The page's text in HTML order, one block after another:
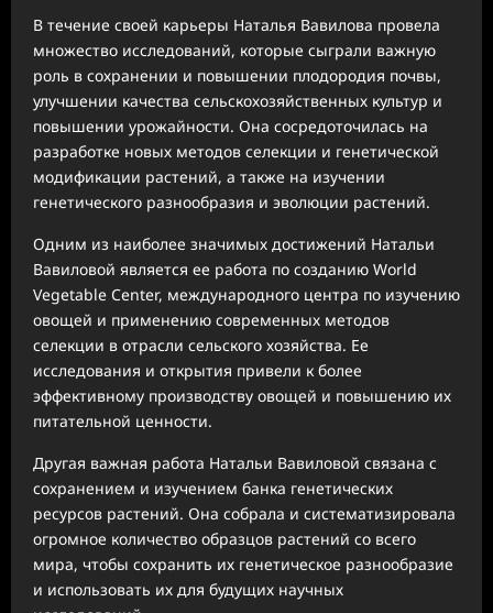
В течение своей карьеры Наталья Вавилова провела
множество исследований, которые сыграли важную
роль в сохранении и повышении плодородия почвы,
улучшении качества сельскохозяйственных культур и
повышении урожайности. Она сосредоточилась на
разработке новых методов селекции и генетической
модификации растений, а также на изучении
генетического разнообразия и эволюции растений.
Одним из наиболее значимых достижений Натальи
Вавиловой является ее работа по созданию World
Vegetable Center, международного центра по изучению
овощей и применению современных методов
селекции в отрасли сельского хозяйства. Ее
исследования и открытия привели к более
эффективному производству овощей и повышению их
питательной ценности.
Другая важная работа Натальи Вавиловой связана с
сохранением и изучением банка генетических
ресурсов растений. Она собрала и систематизировала
огромное количество образцов растений со всего
мира, чтобы сохранить их генетическое разнообразие
и использовать их для будущих научных